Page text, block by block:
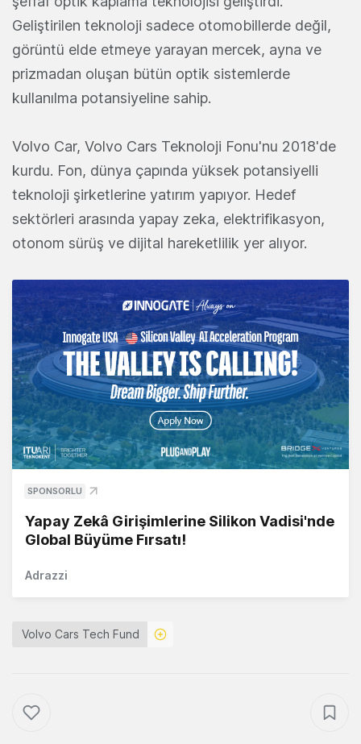
Geliştirilen teknoloji sadece otomobillerde değil,
görüntü elde etmeye yarayan mercek, ayna ve
prizmadan oluşan bütün optik sistemlerde
kullanılma potansiyeline sahip.
Volvo Car, Volvo Cars Teknoloji Fonu'nu 2018'de
kurdu. Fon, dünya çapında yüksek potansiyelli
teknoloji şirketlerine yatırım yapıyor. Hedef
sektörleri arasında yapay zeka, elektrifikasyon,
otonom sürüş ve dijital hareketlilik yer alıyor.
SPONSORLU
Yapay Zekâ Girişimlerine Silikon Vadisi'nde
Global Büyüme Fırsatı!
Adrazzi
Volvo Cars Tech Fund